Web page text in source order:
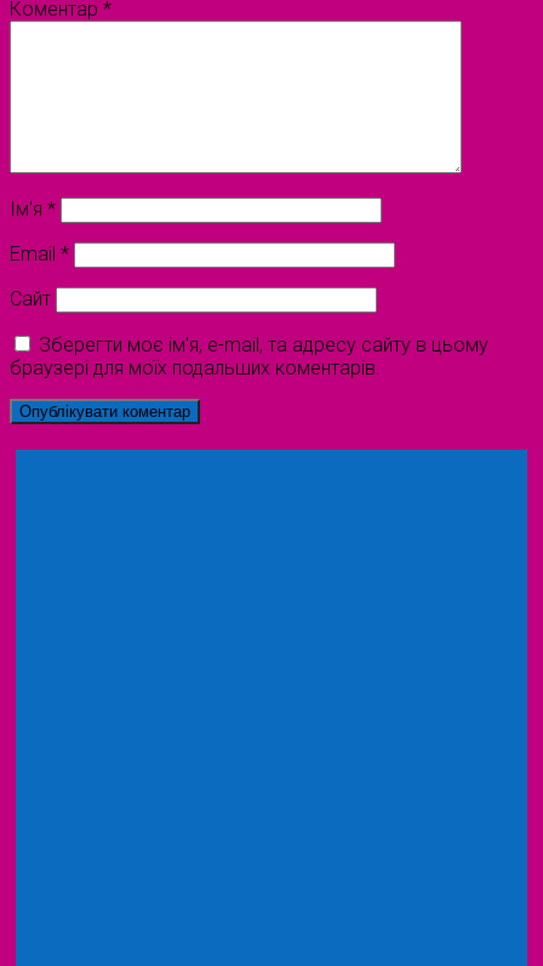
Коментар *
Ім'я *
Email *
Сайт
Зберегти моє ім'я, e-mail, та адресу сайту в цьому
браузері для моїх подальших коментарів.